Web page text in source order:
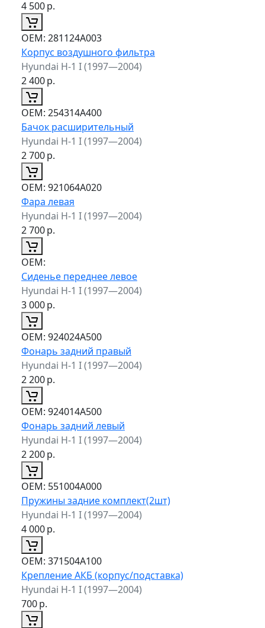
4 500р.
ОЕМ: 281124A003
Корпус воздушного фильтра
Hyundai H-1 I (1997—2004)
2 400р.
ОЕМ: 254314A400
Бачок расширительный
Hyundai H-1 I (1997—2004)
2 700р.
ОЕМ: 921064A020
Фара левая
Hyundai H-1 I (1997—2004)
2 700р.
ОЕМ:
Сиденье переднее левое
Hyundai H-1 I (1997—2004)
3 000р.
ОЕМ: 924024A500
Фонарь задний правый
Hyundai H-1 I (1997—2004)
2 200р.
ОЕМ: 924014A500
Фонарь задний левый
Hyundai H-1 I (1997—2004)
2 200р.
ОЕМ: 551004A000
Пружины задние комплект(2шт)
Hyundai H-1 I (1997—2004)
4 000р.
ОЕМ: 371504A100
Крепление АКБ (корпус/подставка)
Hyundai H-1 I (1997—2004)
700р.